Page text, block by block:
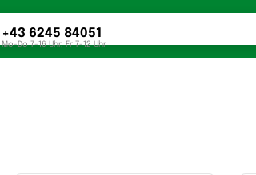
+43 6245 84051
Mo-Do 7-16 Uhr, Fr 7-12 Uhr